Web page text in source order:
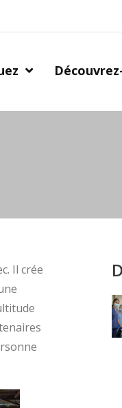
Il crée